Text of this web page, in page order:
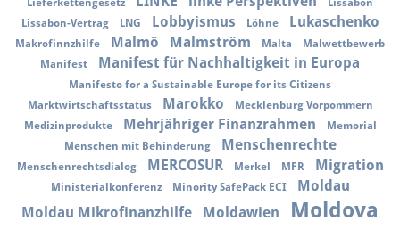
Lieferkettengesetz
Lissabon
Lissabon-Vertrag
LNG Lobbyismus Löhne Lukaschenko
Makrofinnzhilfe Malmö Malmström Malta
Malwettbewerb
Manifest
Manifest für Nachhaltigkeit in Europa
Manifesto for a Sustainable Europe for its Citizens
Marktwirtschaftsstatus
Marokko
Mecklenburg Vorpommern
Medizinprodukte
Mehrjähriger Finanzrahmen
Memorial
Menschen mit Behinderung
Menschenrechte
Menschenrechtsdialog MERCOSUR Merkel MFR Migration
Ministerialkonferenz Minority SafePack ECI
Moldau
Moldau Mikrofinanzhilfe
Moldawien Moldova